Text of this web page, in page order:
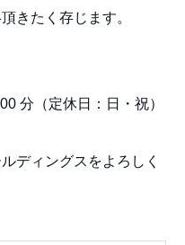
きたく存じます。
分（定休日：日・祝）
ディングスをよろしく